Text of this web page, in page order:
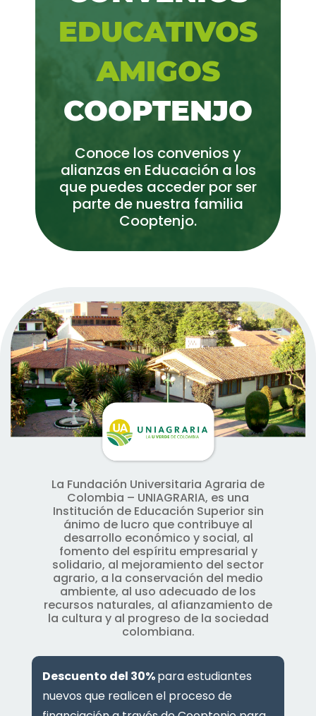
EDUCATIVOS
​AMIGOS
COOPTENJO
Conoce los convenios y
alianzas en Educación a los
que puedes acceder por ser
parte de nuestra familia
Cooptenjo.
La Fundación Universitaria Agraria de
Colombia – UNIAGRARIA, es una
Institución de Educación Superior sin
ánimo de lucro que contribuye al
desarrollo económico y social, al
fomento del espíritu empresarial y
solidario, al mejoramiento del sector
agrario, a la conservación del medio
ambiente, al uso adecuado de los
recursos naturales, al afianzamiento de
la cultura y al progreso de la sociedad
colombiana.
Descuento del 30%para estudiantes
nuevos que realicen el proceso de